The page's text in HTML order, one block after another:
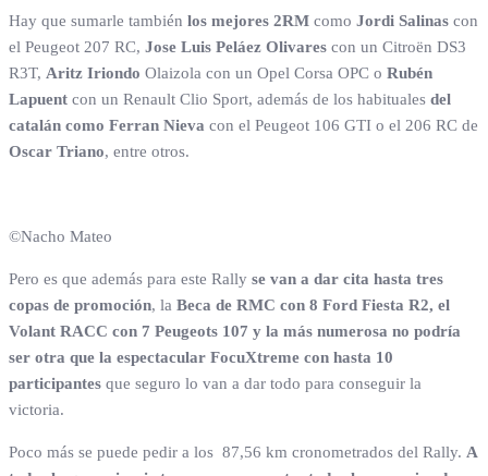
Hay que sumarle también los mejores 2RM como Jordi Salinas con
el Peugeot 207 RC, Jose Luis Peláez Olivares con un Citroën DS3
R3T, Aritz Iriondo Olaizola con un Opel Corsa OPC o Rubén
Lapuent con un Renault Clio Sport, además de los habituales del
catalán como Ferran Nieva con el Peugeot 106 GTI o el 206 RC de
Oscar Triano, entre otros.
©Nacho Mateo
Pero es que además para este Rally se van a dar cita hasta tres
copas de promoción, la Beca de RMC con 8 Ford Fiesta R2, el
Volant RACC con 7 Peugeots 107 y la más numerosa no podría
ser otra que la espectacular FocuXtreme con hasta 10
participantes que seguro lo van a dar todo para conseguir la
victoria.
Poco más se puede pedir a los 87,56 km cronometrados del Rally. A